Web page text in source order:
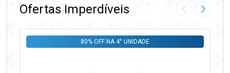
Ofertas Imperdíveis Imagem
80% OFF NA 4° UNIDADE